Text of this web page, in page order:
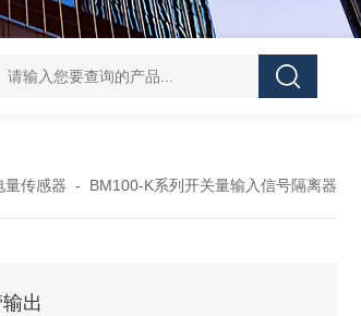
ATE210S单回路复合型温度传感器 DJSF1352-D-
量传感器 - BM100-K系列开关量输入信号隔离器
出